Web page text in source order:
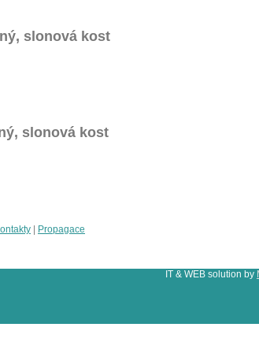
slonová kost
slonová kost
| Propagace
IT & WEB solution by